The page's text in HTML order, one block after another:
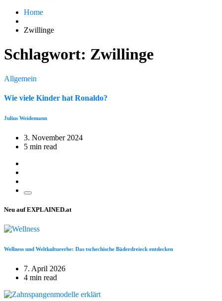
Home
Zwillinge
Schlagwort: Zwillinge
Allgemein
Wie viele Kinder hat Ronaldo?
Julius Weidemann
3. November 2024
5 min read
Neu auf EXPLAINED.at
Wellness und Weltkulturerbe: Das tschechische Bäderdreieck entdecken
7. April 2026
4 min read